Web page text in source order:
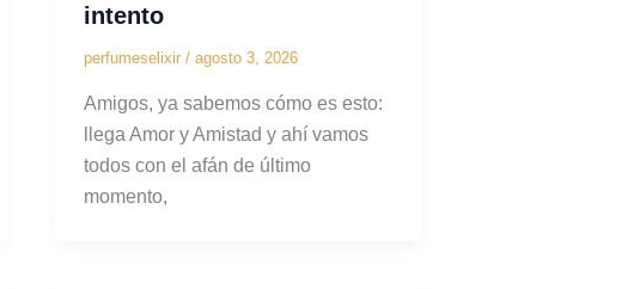
intento
perfumeselixir/agosto 3, 2026
Amigos, ya sabemos cómo es esto:
llega Amor y Amistad y ahí vamos
todos con el afán de último
momento,